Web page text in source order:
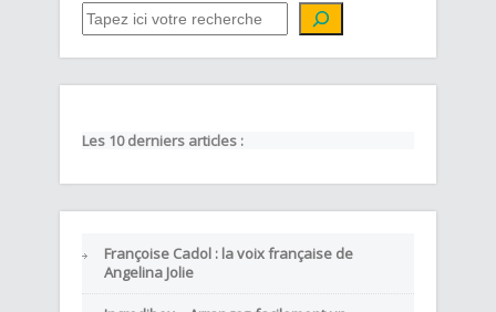
QUE CHERCHEZ-VOUS ?
Les 10 derniers articles :
Françoise Cadol : la voix française de
Angelina Jolie